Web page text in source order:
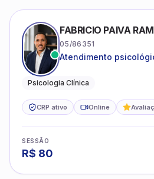
FABRICIO PAIVA
05/86351
Atendimento
Psicologia Clínica
CRP ativo Online
SESSÃO
R$ 80